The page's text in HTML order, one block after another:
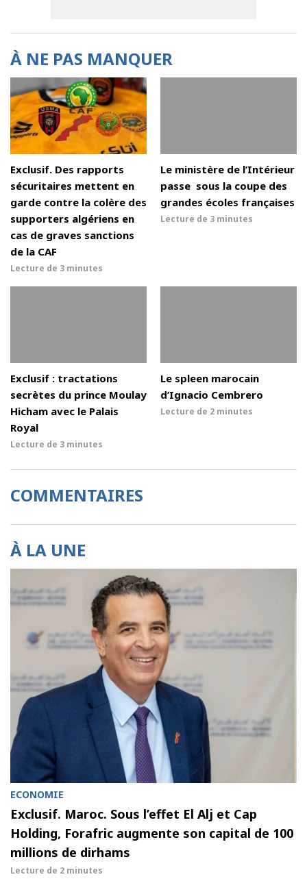
À NE PAS MANQUER
Exclusif. Des rapports
sécuritaires mettent en
garde contre la colère des
supporters algériens en
cas de graves sanctions
de la CAF
Lecture de 3 minutes
Le ministère de l’Intérieur
passe sous la coupe des
grandes écoles françaises
Lecture de 3 minutes
Exclusif : tractations
secrètes du prince Moulay
Hicham avec le Palais
Royal
Lecture de 3 minutes
Le spleen marocain
d’Ignacio Cembrero
Lecture de 2 minutes
COMMENTAIRES
À LA UNE
ECONOMIE
Exclusif. Maroc. Sous l’effet El Alj et Cap
Holding, Forafric augmente son capital de 100
millions de dirhams
Lecture de 2 minutes